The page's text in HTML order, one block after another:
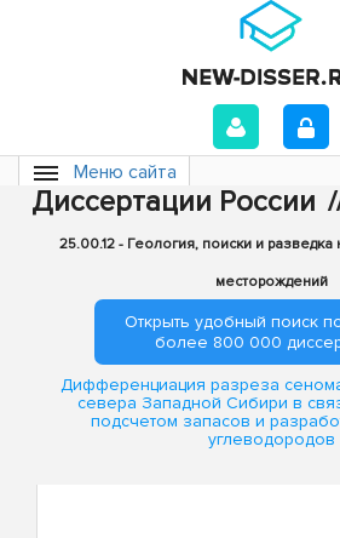
Меню сайта
Диссертации России
25.00.12 - Геология, поиски и
месторождений
Открыть удобный поиск
более 800 000
Дифференциация разреза
севера Западной Сибири в
подсчетом запасов и
углеводородов